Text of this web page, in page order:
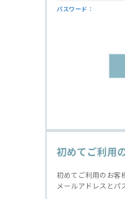
パスワード：
初めてご利用
初めてご利用のお客
メールアドレスとパ